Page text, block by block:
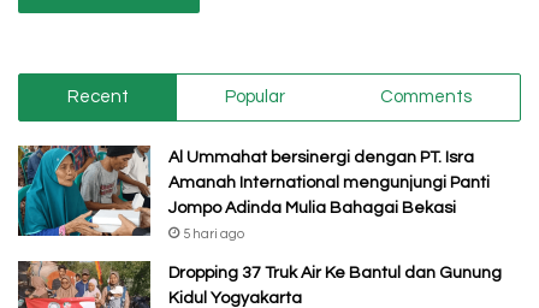
Recent Popular Comments
Al Ummahat bersinergi dengan PT. Isra
Amanah International mengunjungi Panti
Jompo Adinda Mulia Bahagai Bekasi
5 hari ago
Dropping 37 Truk Air Ke Bantul dan Gunung
Kidul Yogyakarta